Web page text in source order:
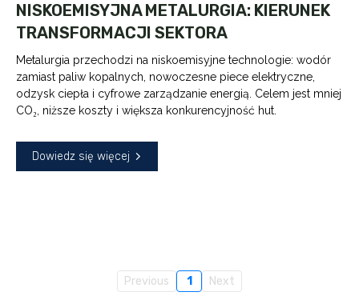
NISKOEMISYJNA METALURGIA: KIERUNEK
TRANSFORMACJI SEKTORA
Metalurgia przechodzi na niskoemisyjne technologie: wodór
zamiast paliw kopalnych, nowoczesne piece elektryczne,
odzysk ciepła i cyfrowe zarządzanie energią. Celem jest mniej
CO₂, niższe koszty i większa konkurencyjność hut.
Dowiedz się więcej
Previous 1 Next